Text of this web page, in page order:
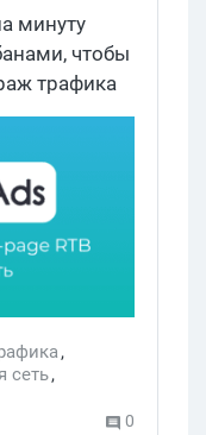
popunder,
минуту
чтобы
трафика
а
мы
рекламных
Попандер
Вебмастер
и должно
и
,
сеть,
0